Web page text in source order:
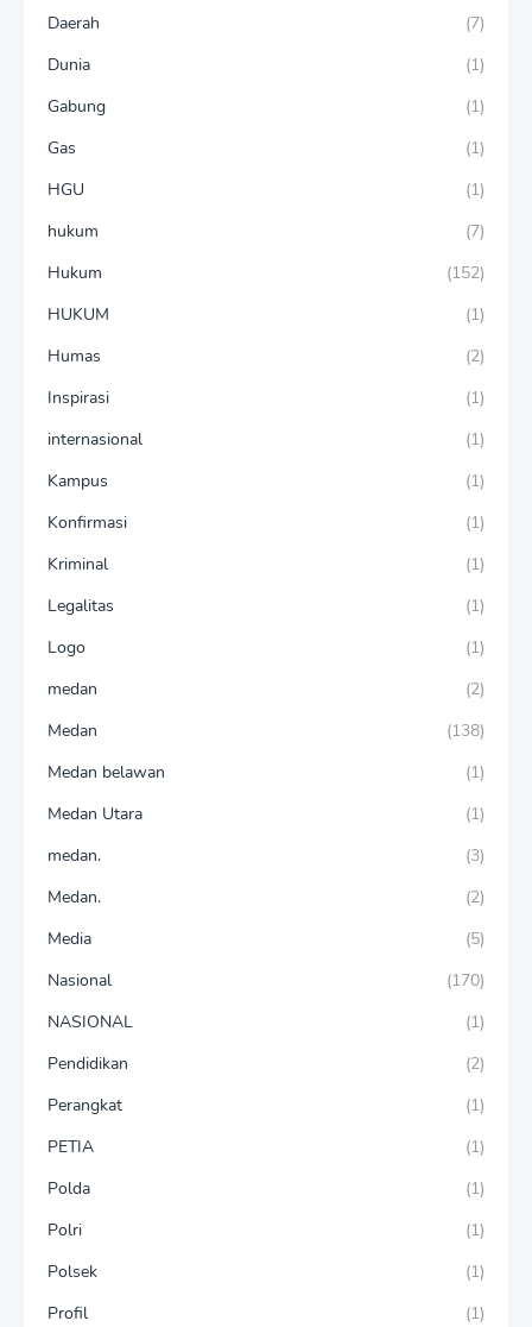
Daerah
(7)
Dunia
(1)
Gabung
(1)
Gas
(1)
HGU
(1)
hukum
(7)
Hukum
(152)
HUKUM
(1)
Humas
(2)
Inspirasi
(1)
internasional
(1)
Kampus
(1)
Konfirmasi
(1)
Kriminal
(1)
Legalitas
(1)
Logo
(1)
medan
(2)
Medan
(138)
Medan belawan
(1)
Medan Utara
(1)
medan.
(3)
Medan.
(2)
Media
(5)
Nasional
(170)
NASIONAL
(1)
Pendidikan
(2)
Perangkat
(1)
PETIA
(1)
Polda
(1)
Polri
(1)
Polsek
(1)
Profil
(1)